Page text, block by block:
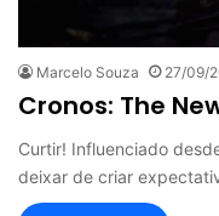
Marcelo Souza 27/09/
Cronos: The
Curtir! Influenciado
deixar de criar